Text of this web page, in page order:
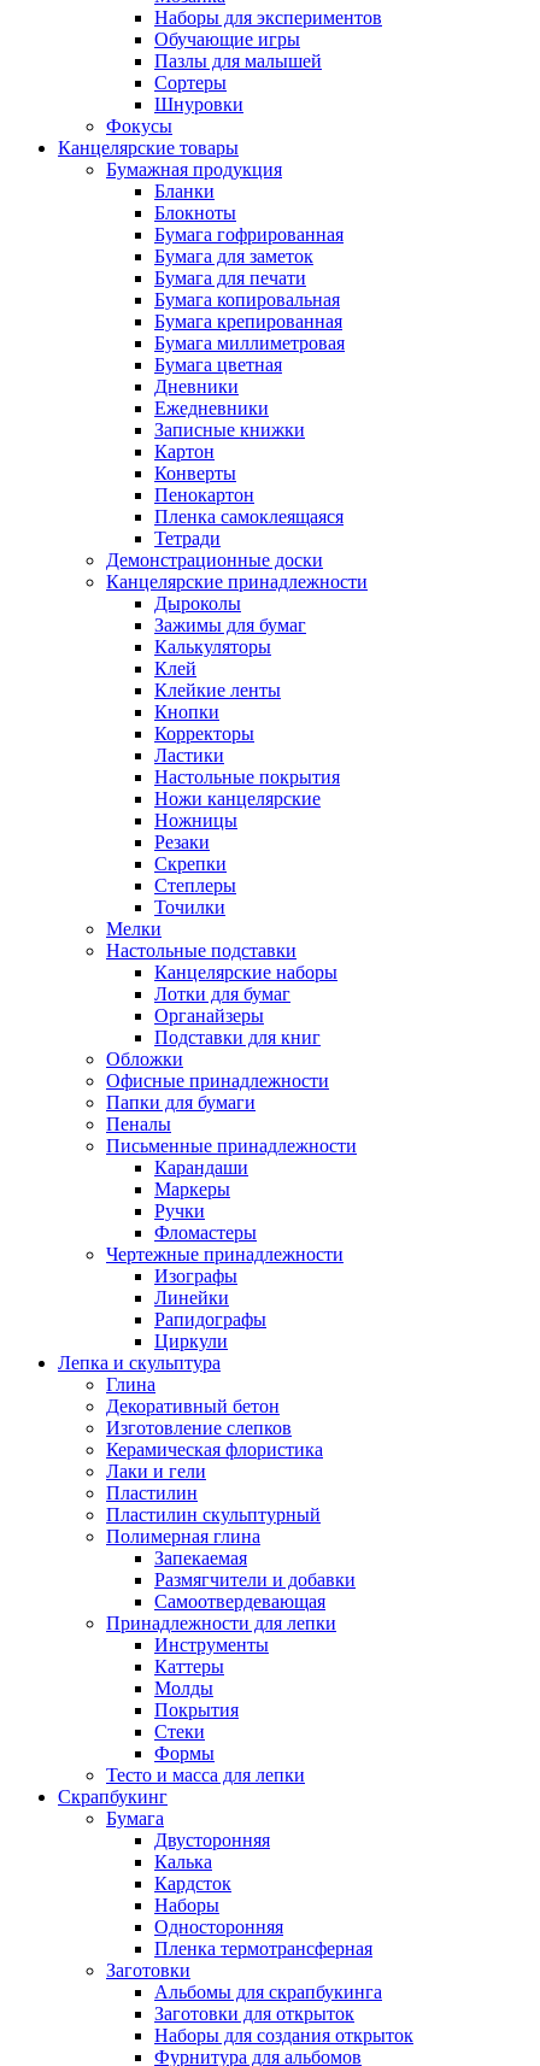
Наборы для экспериментов
Обучающие игры
Пазлы для малышей
Сортеры
Шнуровки
Фокусы
Канцелярские товары
Бумажная продукция
Бланки
Блокноты
Бумага гофрированная
Бумага для заметок
Бумага для печати
Бумага копировальная
Бумага крепированная
Бумага миллиметровая
Бумага цветная
Дневники
Ежедневники
Записные книжки
Картон
Конверты
Пенокартон
Пленка самоклеящаяся
Тетради
Демонстрационные доски
Канцелярские принадлежности
Дыроколы
Зажимы для бумаг
Калькуляторы
Клей
Клейкие ленты
Кнопки
Корректоры
Ластики
Настольные покрытия
Ножи канцелярские
Ножницы
Резаки
Скрепки
Степлеры
Точилки
Мелки
Настольные подставки
Канцелярские наборы
Лотки для бумаг
Органайзеры
Подставки для книг
Обложки
Офисные принадлежности
Папки для бумаги
Пеналы
Письменные принадлежности
Карандаши
Маркеры
Ручки
Фломастеры
Чертежные принадлежности
Изографы
Линейки
Рапидографы
Циркули
Лепка и скульптура
Глина
Декоративный бетон
Изготовление слепков
Керамическая флористика
Лаки и гели
Пластилин
Пластилин скульптурный
Полимерная глина
Запекаемая
Размягчители и добавки
Самоотвердевающая
Принадлежности для лепки
Инструменты
Каттеры
Молды
Покрытия
Стеки
Формы
Тесто и масса для лепки
Скрапбукинг
Бумага
Двусторонняя
Калька
Кардсток
Наборы
Односторонняя
Пленка термотрансферная
Заготовки
Альбомы для скрапбукинга
Заготовки для открыток
Наборы для создания открыток
Фурнитура для альбомов